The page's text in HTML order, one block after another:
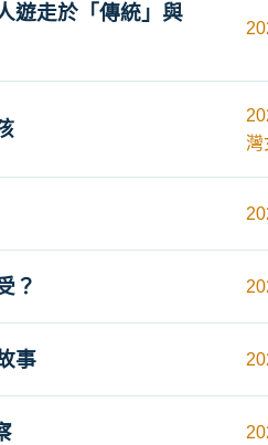
遊走於「傳統」與
灣
？
事